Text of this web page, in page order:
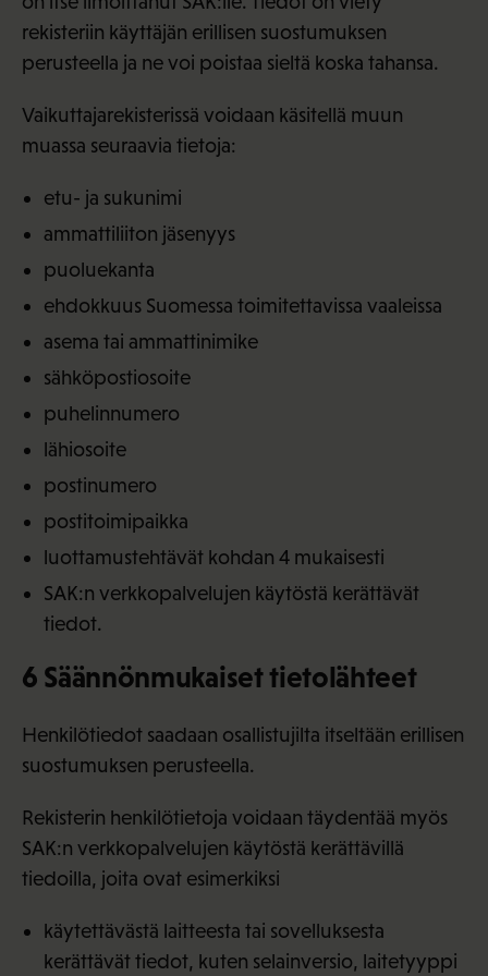
rekisteriin käyttäjän erillisen suostumuksen
perusteella ja ne voi poistaa sieltä koska tahansa.
Vaikuttajarekisterissä voidaan käsitellä muun
muassa seuraavia tietoja:
etu- ja sukunimi
ammattiliiton jäsenyys
puoluekanta
ehdokkuus Suomessa toimitettavissa vaaleissa
asema tai ammattinimike
sähköpostiosoite
puhelinnumero
lähiosoite
postinumero
postitoimipaikka
luottamustehtävät kohdan 4 mukaisesti
SAK:n verkkopalvelujen käytöstä kerättävät
tiedot.
6 Säännönmukaiset tietolähteet
Henkilötiedot saadaan osallistujilta itseltään erillisen
suostumuksen perusteella.
Rekisterin henkilötietoja voidaan täydentää myös
SAK:n verkkopalvelujen käytöstä kerättävillä
tiedoilla, joita ovat esimerkiksi
käytettävästä laitteesta tai sovelluksesta
kerättävät tiedot, kuten selainversio, laitetyyppi